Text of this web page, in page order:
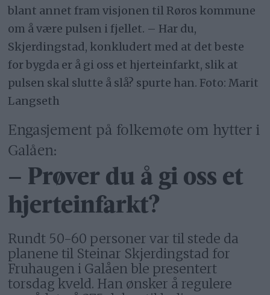
blant annet fram visjonen til Røros kommune
om å være pulsen i fjellet. – Har du,
Skjerdingstad, konkludert med at det beste
for bygda er å gi oss et hjerteinfarkt, slik at
pulsen skal slutte å slå? spurte han. Foto: Marit
Langseth
Engasjement på folkemøte om hytter i
Galåen:
– Prøver du å gi oss et
hjerteinfarkt?
Rundt 50-60 personer var til stede da
planene til Steinar Skjerdingstad for
Fruhaugen i Galåen ble presentert
torsdag kveld. Han ønsker å regulere